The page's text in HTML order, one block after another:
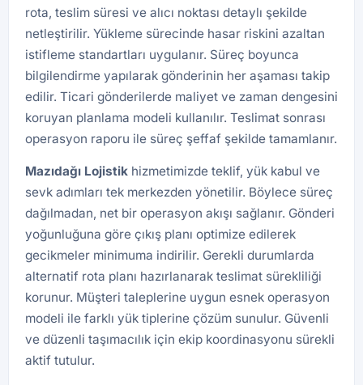
rota, teslim süresi ve alıcı noktası detaylı şekilde
netleştirilir. Yükleme sürecinde hasar riskini azaltan
istifleme standartları uygulanır. Süreç boyunca
bilgilendirme yapılarak gönderinin her aşaması takip
edilir. Ticari gönderilerde maliyet ve zaman dengesini
koruyan planlama modeli kullanılır. Teslimat sonrası
operasyon raporu ile süreç şeffaf şekilde tamamlanır.
Mazıdağı Lojistik hizmetimizde teklif, yük kabul ve
sevk adımları tek merkezden yönetilir. Böylece süreç
dağılmadan, net bir operasyon akışı sağlanır. Gönderi
yoğunluğuna göre çıkış planı optimize edilerek
gecikmeler minimuma indirilir. Gerekli durumlarda
alternatif rota planı hazırlanarak teslimat sürekliliği
korunur. Müşteri taleplerine uygun esnek operasyon
modeli ile farklı yük tiplerine çözüm sunulur. Güvenli
ve düzenli taşımacılık için ekip koordinasyonu sürekli
aktif tutulur.